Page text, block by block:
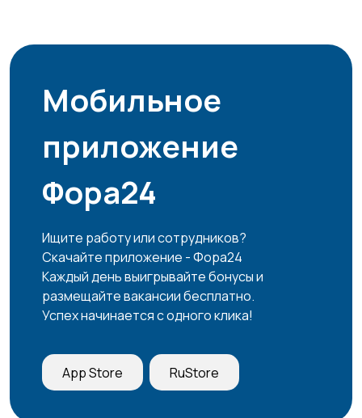
Мобильное
приложение
Фора24
Ищите работу или сотрудников?
Скачайте приложение - Фора24
Каждый день выигрывайте бонусы и
размещайте вакансии бесплатно.
Успех начинается с одного клика!
App Store RuStore